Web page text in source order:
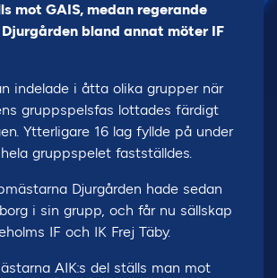
mot GAIS, medan regerande
bland annat möter IF
indelade i åtta olika grupper när
gruppspelsfas lottades färdigt
Ytterligare 16 lag fyllde på under
gruppspelet fastställdes.
Djurgården hade sedan
i sin grupp, och får nu sällskap
IF och IK Frej Täby.
AIK:s del ställs man mot